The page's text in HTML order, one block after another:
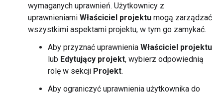
wymaganych uprawnień. Użytkownicy z
uprawnieniami Właściciel projektu mogą zarządzać
wszystkimi aspektami projektu, w tym go zamykać.
Aby przyznać uprawnienia Właściciel projektu
lub Edytujący projekt, wybierz odpowiednią
rolę w sekcji Projekt.
Aby ograniczyć uprawnienia użytkownika do